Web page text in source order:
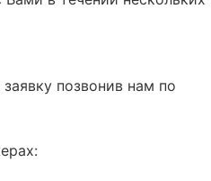
позвонив нам по